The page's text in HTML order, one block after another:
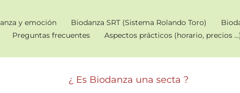
y emoción Biodanza SRT (Sistema Rolando Toro)
Preguntas frecuentes Aspectos prácticos (horario, precios
¿ Es Biodanza una secta ?